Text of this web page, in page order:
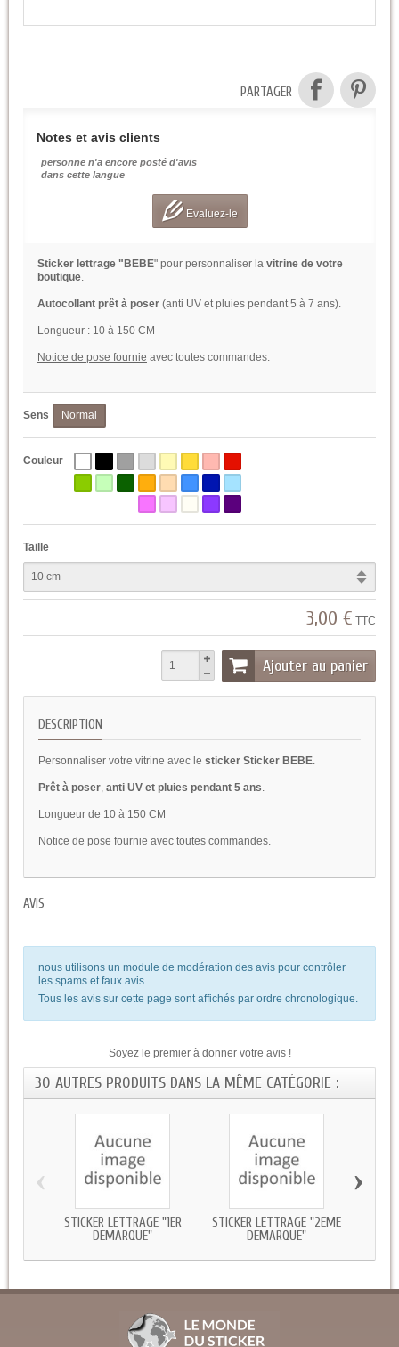
PARTAGER
Notes et avis clients
personne n'a encore posté d'avis
dans cette langue
Evaluez-le
Sticker lettrage "BEBE" pour personnaliser la vitrine de votre
boutique.
Autocollant prêt à poser (anti UV et pluies pendant 5 à 7 ans).
Longueur : 10 à 150 CM
Notice de pose fournie avec toutes commandes.
Sens Normal
Couleur
Taille
3,00 € TTC
Ajouter au panier
DESCRIPTION
Personnaliser votre vitrine avec le sticker Sticker BEBE
Prêt à poser anti UV et pluies pendant 5 ans
Longueur de 10 à 150 CM
Notice de pose fournie avec toutes commandes.
AVIS
nous utilisons un module de modération des avis pour contrôler
les spams et faux avis
Tous les avis sur cette page sont affichés par ordre chronologique.
Soyez le premier à donner votre avis !
30 AUTRES PRODUITS DANS LA MÊME CATÉGORIE :
STICKER LETTRAGE "1ER
DEMARQUE"
STICKER LETTRAGE "2EME
DEMARQUE"
‹ ›